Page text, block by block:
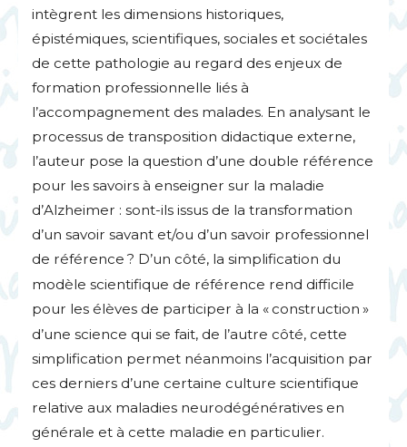
intègrent les dimensions historiques,
épistémiques, scientifiques, sociales et sociétales
de cette pathologie au regard des enjeux de
formation professionnelle liés à
l’accompagnement des malades. En analysant le
processus de transposition didactique externe,
l’auteur pose la question d’une double référence
pour les savoirs à enseigner sur la maladie
d’Alzheimer : sont-ils issus de la transformation
d’un savoir savant et/ou d’un savoir professionnel
de référence ? D’un côté, la simplification du
modèle scientifique de référence rend difficile
pour les élèves de participer à la « construction »
d’une science qui se fait, de l’autre côté, cette
simplification permet néanmoins l’acquisition par
ces derniers d’une certaine culture scientifique
relative aux maladies neurodégénératives en
générale et à cette maladie en particulier.